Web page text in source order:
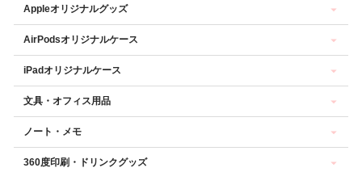
Appleオリジナルグッズ
AirPodsオリジナルケース
iPadオリジナルケース
文具・オフィス用品
ノート・メモ
360度印刷・ドリンクグッズ